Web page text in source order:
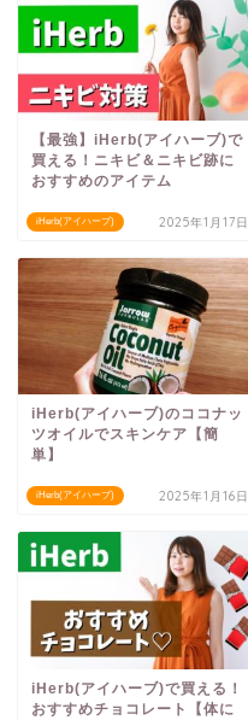
iHerb(アイハーブ)
【最強】iHerb(アイハーブ)で
買える！ニキビ＆ニキビ跡に
おすすめのアイテム
2025年1月17日
iHerb(アイハーブ)
iHerb(アイハーブ)のココナッ
ツオイルでスキンケア【簡
単】
2025年1月16日
iHerb(アイハーブ)で買える！
おすすめチョコレート【体に